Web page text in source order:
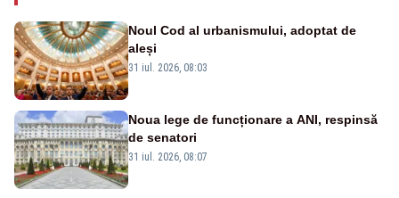
Noul Cod al urbanismului, adoptat de
aleși
31 iul. 2026, 08:03
Noua lege de funcționare a ANI, respinsă
de senatori
31 iul. 2026, 08:07